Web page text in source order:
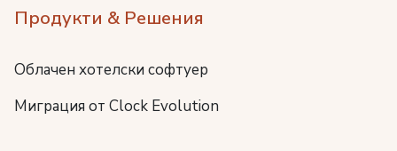
Продукти & Решения
Облачен хотелски софтуер
Миграция от Clock Evolution